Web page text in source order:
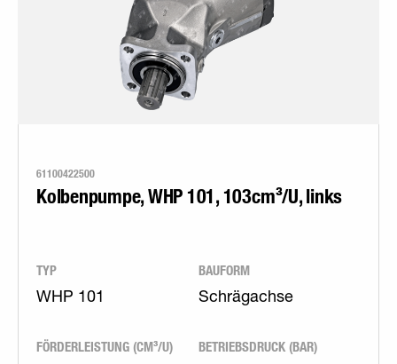
61100422500
Kolbenpumpe, WHP 101, 103cm³/U, links
TYP
WHP 101
BAUFORM
Schrägachse
FÖRDERLEISTUNG (CM³/U) BETRIEBSDRUCK (BAR)